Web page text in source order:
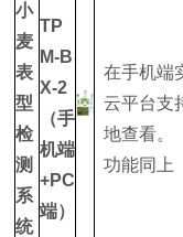
小
麦
表
型
检
测
系
统
TP
M-B
X-2
（手
机端
+PC
端）
在手机端
云平台支
地查看。
功能同上